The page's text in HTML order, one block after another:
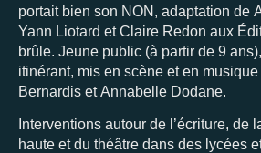
portait bien son NON, adaptation de
Yann Liotard et Claire Redon aux
brûle. Jeune public (à partir de 9
itinérant, mis en scène et en
Bernardis et Annabelle Dodane.
Interventions autour de l’écriture, de
haute et du théâtre dans des lycées